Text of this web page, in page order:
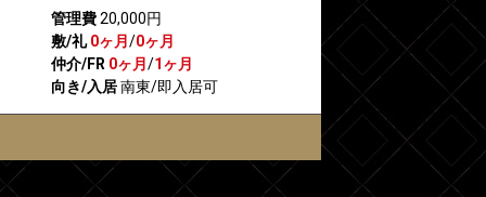
管理費20,000円
敷/礼 0ヶ月 /0ヶ月
仲介/FR 0ヶ月 /1ヶ月
向き/入居南東/即入居可